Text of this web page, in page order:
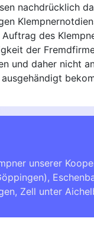
nachdrücklich
des
der
und daher nicht
unserer
,
, Zell unter